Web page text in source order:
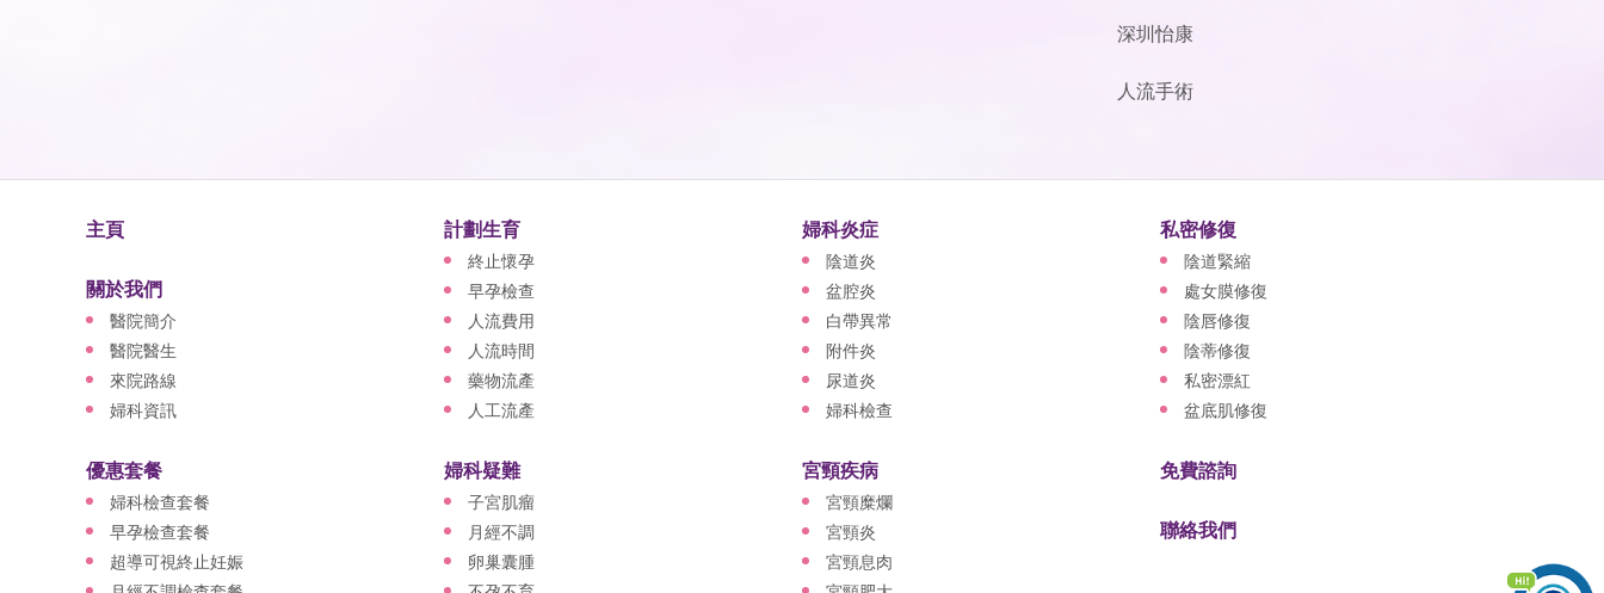
深圳怡康
人流手術
主頁
關於我們
醫院簡介
醫院醫生
來院路線
婦科資訊
優惠套餐
婦科檢查套餐
早孕檢查套餐
超導可視終止妊娠
計劃生育
終止懷孕
早孕檢查
人流費用
人流時間
藥物流產
人工流產
婦科疑難
子宮肌瘤
月經不調
卵巢囊腫
婦科炎症
陰道炎
盆腔炎
白帶異常
附件炎
尿道炎
婦科檢查
宮頸疾病
宮頸糜爛
宮頸炎
宮頸息肉
私密修復
陰道緊縮
處女膜修復
陰唇修復
陰蒂修復
私密漂紅
盆底肌修復
免費諮詢
聯絡我們